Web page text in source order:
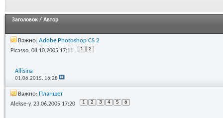
Заголовок / Автор
Важно: Adobe Photoshop CS 2
Picasso, 08.10.2005 17:11 1 2
Allisina
01.06.2015, 16:28
Важно: Планшет
Alekse-y, 23.06.2005 17:20 1 2 3 4 5 6